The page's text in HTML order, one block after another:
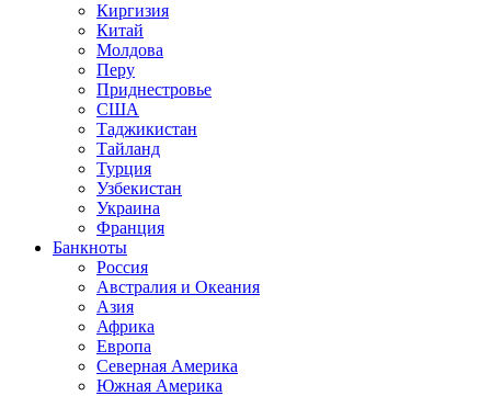
Киргизия
Китай
Молдова
Перу
Приднестровье
США
Таджикистан
Тайланд
Турция
Узбекистан
Украина
Франция
Банкноты
Россия
Австралия и Океания
Азия
Африка
Европа
Северная Америка
Южная Америка